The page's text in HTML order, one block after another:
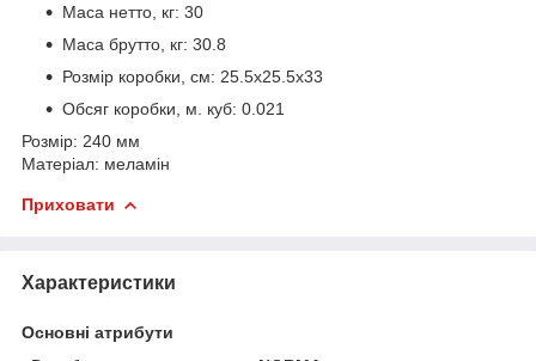
Маса нетто, кг: 30
Маса брутто, кг: 30.8
Розмір коробки, см: 25.5х25.5х33
Обсяг коробки, м. куб: 0.021
Розмір: 240 мм
Матеріал: меламін
Приховати
Характеристики
Основні атрибути